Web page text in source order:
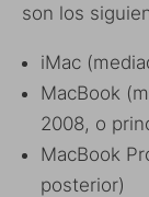
son los
iMac
MacBook
2008, o
MacBook
posterior)